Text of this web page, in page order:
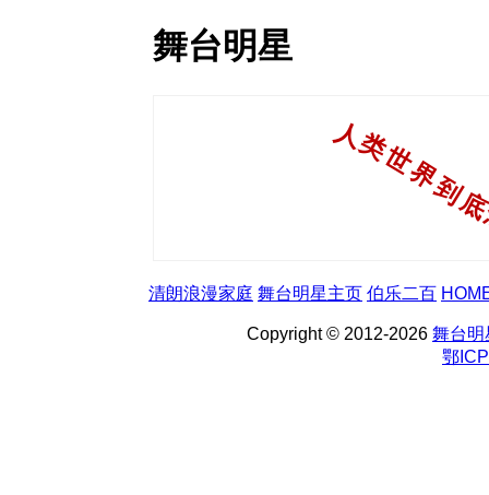
舞台明星
清朗浪漫家庭 舞台明星主页 伯乐二百
Copyright © 2012-2026 舞台明
鄂